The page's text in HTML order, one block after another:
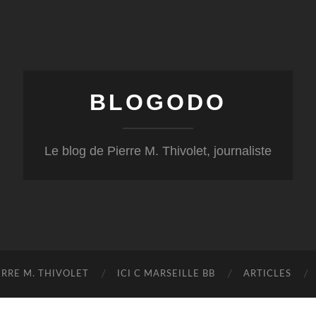
BLOGODO
Le blog de Pierre M. Thivolet, journaliste
M. THIVOLET ICI C MARSEILLE BB ARTICLES